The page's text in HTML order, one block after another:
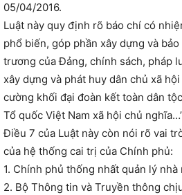
05/04/2016.
Luật này quy định rõ báo chí có
phổ biến, góp phần xây dựng và
trương của Đảng, chính sách, pháp
xây dựng và phát huy dân chủ xã
cường khối đại đoàn kết toàn dân
Tổ quốc Việt Nam xã hội chủ
Điều 7 của Luật này còn nói rõ vai
của hệ thống cai trị của Chính phủ:
1. Chính phủ thống nhất quản lý nhà
2. Bộ Thông tin và Truyền thông